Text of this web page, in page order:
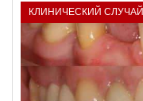
КЛИНИЧЕСКИЙ СЛУЧАЙ